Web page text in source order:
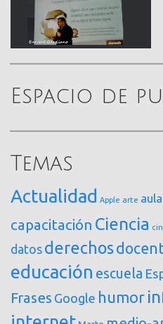
Espacio de
Temas
Actualidad Apple arte
capacitación Ciencia
datos derechos
educación escuela
Frases Google humor